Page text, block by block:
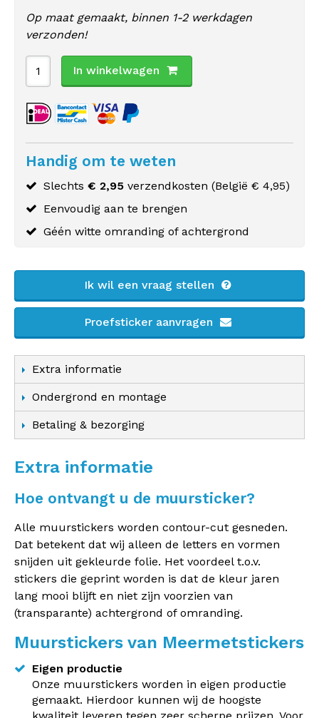
Op maat gemaakt, binnen 1-2 werkdagen
verzonden!
In winkelwagen
Handig om te weten
Slechts € 2,95 verzendkosten (België € 4,95)
Eenvoudig aan te brengen
Géén witte omranding of achtergrond
Ik wil een vraag stellen
Proefsticker aanvragen
Extra informatie
Ondergrond en montage
Betaling & bezorging
Extra informatie
Hoe ontvangt u de muursticker?
Alle muurstickers worden contour-cut gesneden.
Dat betekent dat wij alleen de letters en vormen
snijden uit gekleurde folie. Het voordeel t.o.v.
stickers die geprint worden is dat de kleur jaren
lang mooi blijft en niet zijn voorzien van
(transparante) achtergrond of omranding.
Muurstickers van Meermetstickers
Eigen productie
Onze muurstickers worden in eigen productie
gemaakt. Hierdoor kunnen wij de hoogste